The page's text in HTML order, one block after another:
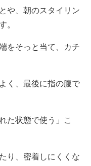
や、朝のスタイリン
。
をそっと当て、カチ
く、最後に指の腹で
た状態で使う」こ
り、密着しにくくな